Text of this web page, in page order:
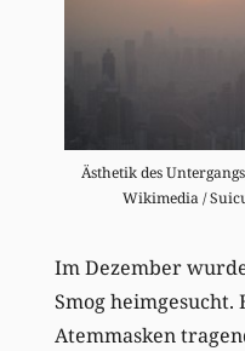
Ästhetik des
Wikimedia /
Im Dezember
Smog heimgesucht.
Atemmasken